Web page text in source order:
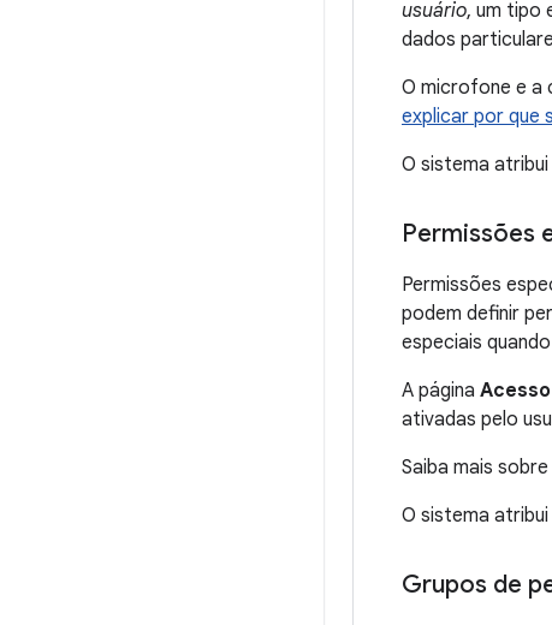
usuário, um tipo
dados
O microfone e a
explicar por que
O sistema
Permissões
Permissões
podem definir
especiais
A página
ativadas pelo
Saiba mais
O sistema
Grupos de